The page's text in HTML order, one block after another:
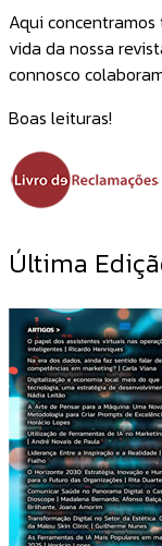
Aqui
vida da nossa
connosco
Boas leituras!
Última